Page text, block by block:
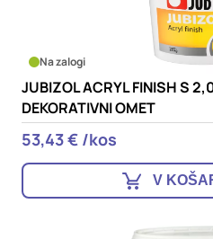
Na zalogi
JUBIZOL ACRYL FINISH S
DEKORATIVNI OMET
53,43 € /kos
V